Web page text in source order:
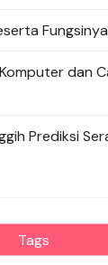
Fungsinya
dan
Prediksi
Tags